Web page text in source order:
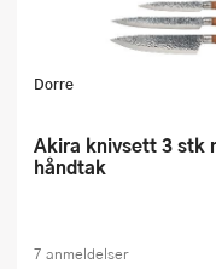
Dorre
Akira knivsett 3 stk med brunt
håndtak
7 anmeldelser